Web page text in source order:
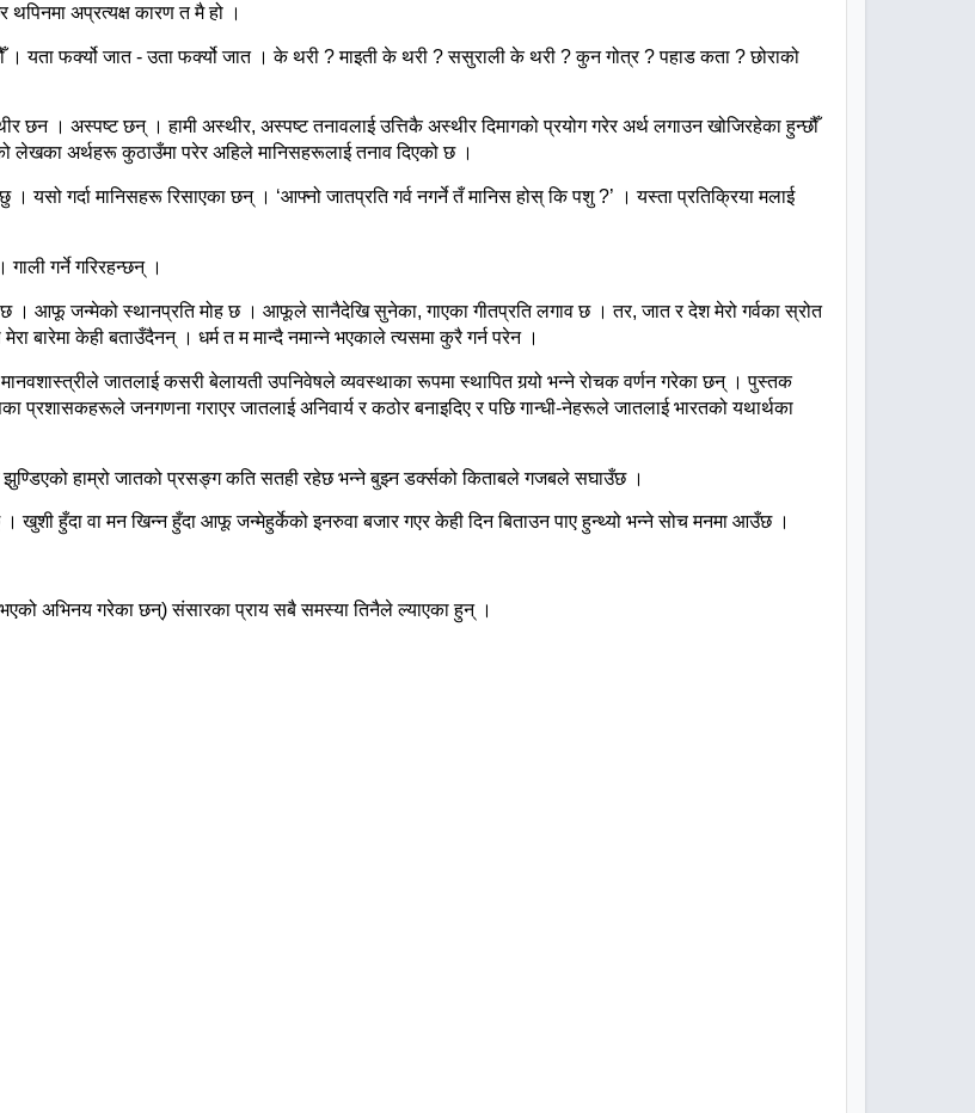
थपिनमा अप्रत्यक्ष कारण त मै हो ।
। यता फर्क्यो जात-उता फर्क्यो जात । के थरी ?माइती के थरी ?ससुराली के थरी ?कुन गोत्र?पहाड कता ?छोराको
छन । अस्पष्ट छन् । हामी अस्थीर, अस्पष्ट तनावलाई उत्तिकै अस्थीर दिमागको प्रयोग गरेर अर्थ लगाउन खोजिरहेका हुन्छौँ
लेखका अर्थहरू कुठाउँमा परेर अहिले मानिसहरूलाई तनाव दिएको छ ।
छु । यसो गर्दा मानिसहरू रिसाएका छन् । ‘आफ्नो जातप्रति गर्व नगर्ने तँ मानिस होस् कि पशु?’ । यस्ता प्रतिक्रिया मलाई
। गाली गर्ने गरिरहन्छन् ।
छ । आफू जन्मेको स्थानप्रति मोह छ । आफूले सानैदेखि सुनेका,गाएका गीतप्रति लगाव छ । तर,जात र देश मेरो गर्वका स्रोत
मेरा बारेमा केही बताउँदैनन् । धर्म त म मान्दै नमान्ने भएकाले त्यसमा कुरै गर्न परेन ।
मानवशास्त्रीले जातलाई कसरी बेलायती उपनिवेषले व्यवस्थाका रूपमा स्थापित गर्‍यो भन्ने रोचक वर्णन गरेका छन् । पुस्तक
प्रशासकहरूले जनगणना गराएर जातलाई अनिवार्य र कठोर बनाइदिए र पछि गान्धी-नेहरूले जातलाई भारतको यथार्थका
झुण्डिएको हाम्रो जातको प्रसङ्ग कति सतही रहेछ भन्ने बुझ्न डर्क्सको किताबले गजबले सघाउँछ ।
। खुशी हुँदा वा मन खिन्न हुँदा आफू जन्मेहुर्केको इनरुवा बजार गएर केही दिन बिताउन पाए हुन्थ्यो भन्ने सोच मनमा आउँछ ।
भएको अभिनय गरेका छन्)संसारका प्राय सबै समस्या तिनैले ल्याएका हुन् ।